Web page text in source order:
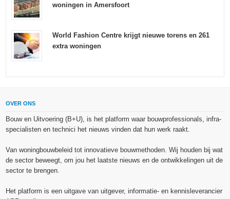
woningen in Amersfoort
World Fashion Centre krijgt nieuwe torens en 261
extra woningen
OVER ONS
Bouw en Uitvoering (B+U), is het platform waar bouwprofessionals, infra-
specialisten en technici het nieuws vinden dat hun werk raakt.
Van woningbouwbeleid tot innovatieve bouwmethoden. Wij houden bij wat
de sector beweegt, om jou het laatste nieuws en de ontwikkelingen uit de
sector te brengen.
Het platform is een uitgave van uitgever, informatie- en kennisleverancier